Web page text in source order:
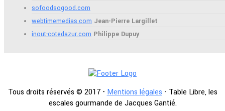
sofoodsogood.com
webtimemedias.com Jean-Pierre Largillet
inout-cotedazur.com Philippe Dupuy
Tous droits réservés © 2017 - Mentions légales - Table Libre, les
escales gourmande de Jacques Gantié.